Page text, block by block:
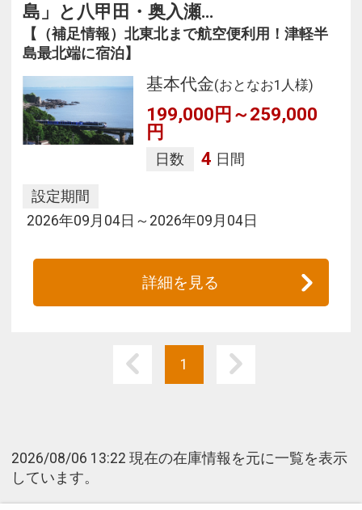
島」と八甲田・奥入瀬…
【（補足情報）北東北まで航空便利用！津軽半
島最北端に宿泊】
基本代金(おとなお1人様)
199,000円～259,000
円
日数 4 日間
設定期間
2026年09月04日～2026年09月04日
詳細を見る
1
2026/08/06 13:22 現在の在庫情報を元に一覧を表示
しています。